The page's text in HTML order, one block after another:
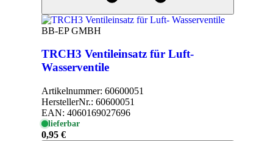
BB-EP GMBH
TRCH3 Ventileinsatz für Luft-
Wasserventile
Artikelnummer: 60600051
HerstellerNr.: 60600051
EAN: 4060169027696
lieferbar
0,95 €